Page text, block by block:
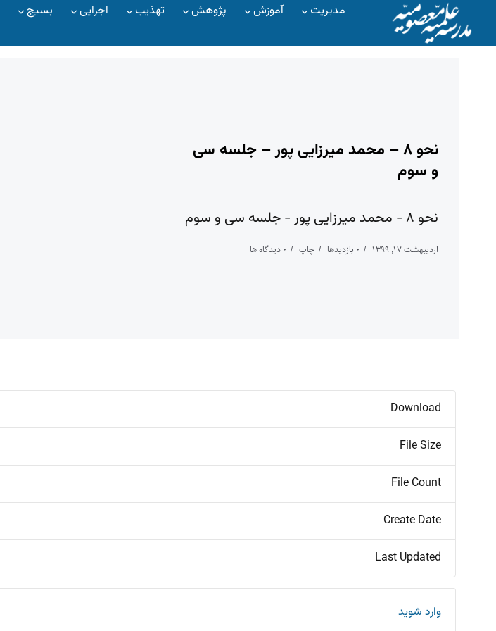
مدیریت آموزش پژوهش تهذیب اجرایی بسیج
نحو ۸ – محمد میرزایی پور – جلسه سی
و سوم
نحو ۸ - محمد میرزایی پور - جلسه سی و سوم
اردیبهشت ۱۷, ۱۳۹۹ ۰ بازدیدها چاپ ۰ دیدگاه ها
Download
File Size
File Count
Create Date
Last Updated
وارد شوید